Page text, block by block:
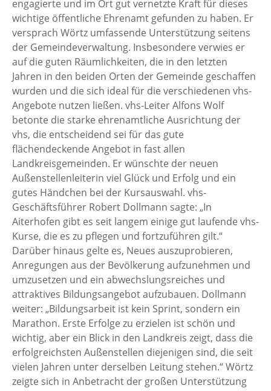
engagierte und im Ort gut vernetzte Kraft für dieses
wichtige öffentliche Ehrenamt gefunden zu haben. Er
versprach Wörtz umfassende Unterstützung seitens
der Gemeindeverwaltung. Insbesondere verwies er
auf die guten Räumlichkeiten, die in den letzten
Jahren in den beiden Orten der Gemeinde geschaffen
wurden und die sich ideal für die verschiedenen vhs-
Angebote nutzen ließen. vhs-Leiter Alfons Wolf
betonte die starke ehrenamtliche Ausrichtung der
vhs, die entscheidend sei für das gute
flächendeckende Angebot in fast allen
Landkreisgemeinden. Er wünschte der neuen
Außenstellenleiterin viel Glück und Erfolg und ein
gutes Händchen bei der Kursauswahl. vhs-
Geschäftsführer Robert Dollmann sagte: „In
Aiterhofen gibt es seit langem einige gut laufende vhs-
Kurse, die es zu pflegen und fortzuführen gilt.“
Darüber hinaus gelte es, Neues auszuprobieren,
Anregungen aus der Bevölkerung aufzunehmen und
umzusetzen und ein abwechslungsreiches und
attraktives Bildungsangebot aufzubauen. Dollmann
weiter: „Bildungsarbeit ist kein Sprint, sondern ein
Marathon. Erste Erfolge zu erzielen ist schön und
wichtig, aber ein Blick in den Landkreis zeigt, dass die
erfolgreichsten Außenstellen diejenigen sind, die seit
vielen Jahren unter derselben Leitung stehen.“ Wörtz
zeigte sich in Anbetracht der großen Unterstützung